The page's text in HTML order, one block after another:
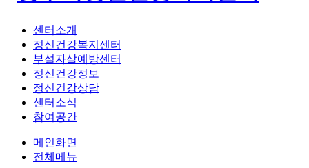
센터소개
정신건강복지센터
부설자살예방센터
정신건강정보
정신건강상담
센터소식
참여공간
메인화면
전체메뉴